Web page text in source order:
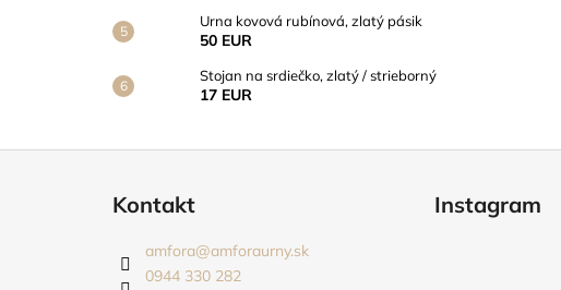
Urna kovová rubínová, zlatý pásik
50 EUR
Stojan na srdiečko, zlatý / strieborný
17 EUR
Kontakt
amfora@amforaurny.sk
0944 330 282
Instagram